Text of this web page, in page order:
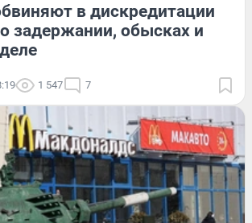
в дискредитации
задержании, обысках и
1 547 7